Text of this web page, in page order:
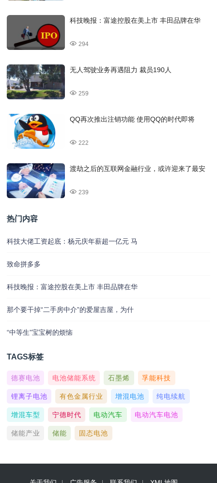
科技晚报：富途控股在美上市 丰田品牌在华
294
无人驾驶业务再遇阻力 裁员190人
259
QQ再次推出注销功能 使用QQ的时代即将
222
渡劫之后的互联网金融行业，或许迎来了最安
239
热门内容
科技大佬工资起底：杨元庆年薪超一亿元 马
致命拼多多
科技晚报：富途控股在美上市 丰田品牌在华
那个要干掉“二手房中介”的爱屋吉屋，为什
“中等生”宝宝树的烦恼
TAGS标签
德赛电池 电池储能系统 石墨烯 孚能科技
锂离子电池 有色金属行业 增混电池 纯电续航
增混车型 宁德时代 电动汽车 电动汽车电池
储能产业 储能 固态电池